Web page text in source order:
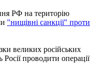
РФ на територію
"нищівні санкції" проти
великих російських
проводити операції